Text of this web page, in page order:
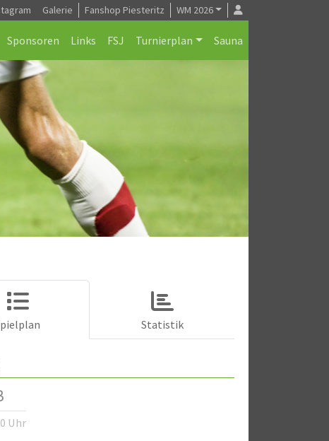
Galerie Fanshop Piesteritz WM 2026
Sponsoren Links FSJ Turnierplan Sauna
Statistik
Uhr